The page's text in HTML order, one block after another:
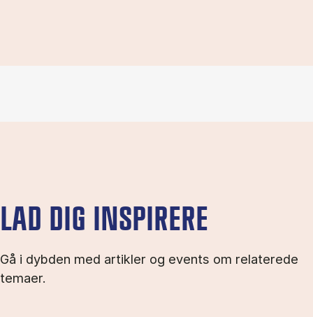
LAD DIG INSPIRERE
Gå i dybden med artikler og events om relaterede
temaer.